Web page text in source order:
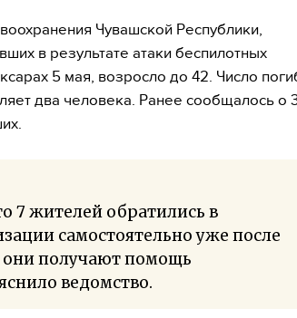
Чувашской Республики,
в результате атаки беспилотных
5 мая, возросло до 42. Число
два человека. Ранее сообщалось о
7 жителей обратились в
самостоятельно уже после
получают помощь
ведомство.